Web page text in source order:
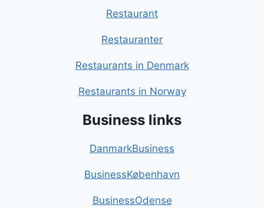
Restaurant
Restauranter
Restaurants in Denmark
Restaurants in Norway
Business links
DanmarkBusiness
BusinessKøbenhavn
BusinessOdense